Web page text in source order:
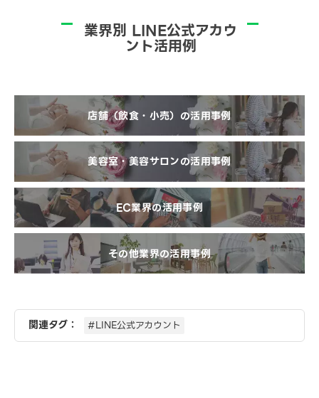
業界別 LINE公式アカウ
ント活用例
関連タグ： #LINE公式アカウント